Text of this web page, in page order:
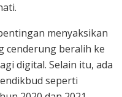
menyaksikan
cenderung beralih ke
digital. Selain itu, ada
seperti